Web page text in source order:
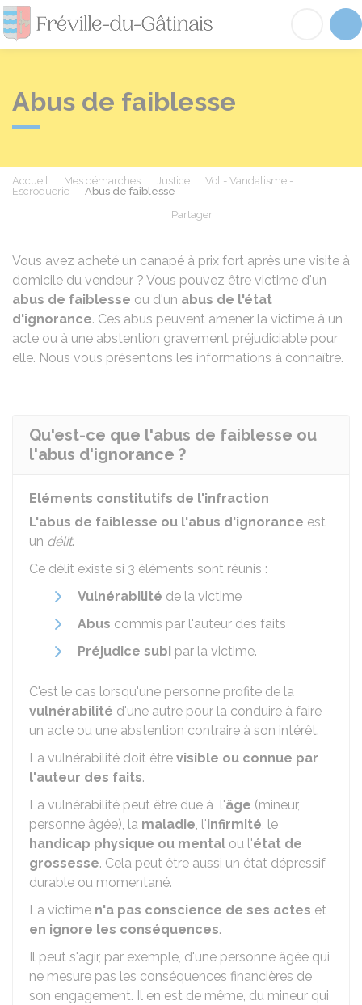
Fréville-du-
Abus de faiblesse
Accueil Mes démarches Justice
Vol - Vandalisme -
Escroquerie
Abus de faiblesse
Partager
Vous avez acheté un canapé à prix fort après une visite à
domicile du vendeur ? Vous pouvez être victime d'un
abus de faiblesse ou d'un abus de l'état
d'ignorance. Ces abus peuvent amener la victime à un
acte ou à une abstention gravement préjudiciable pour
elle. Nous vous présentons les informations à connaître.
Qu'est-ce que l'abus de faiblesse ou
l'abus d'ignorance ?
Eléments constitutifs de l'infraction
L'abus de faiblesse ou l'abus d'ignorance est
un délit.
Ce délit existe si 3 éléments sont réunis :
Vulnérabilité de la victime
Abus commis par l'auteur des faits
Préjudice subi par la victime.
C'est le cas lorsqu'une personne profite de la
vulnérabilité d'une autre pour la conduire à faire
un acte ou une abstention contraire à son intérêt.
La vulnérabilité doit être visible ou connue par
l'auteur des faits.
La vulnérabilité peut être due à l'âge (mineur,
personne âgée), la maladie, l'infirmité, le
handicap physique ou mental ou l'état de
grossesse. Cela peut être aussi un état dépressif
durable ou momentané.
La victime n'a pas conscience de ses actes et
en ignore les conséquences.
Il peut s'agir, par exemple, d'une personne âgée qui
ne mesure pas les conséquences financières de
son engagement. Il en est de même, du mineur qui